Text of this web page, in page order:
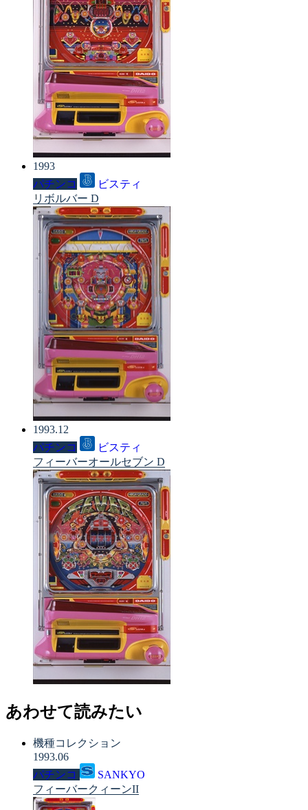
1993
パチンコ
ビスティ
リボルバー D
1993.12
パチンコ
ビスティ
フィーバーオールセブン D
あわせて読みたい
機種コレクション
1993.06
パチンコ
SANKYO
フィーバークィーンII